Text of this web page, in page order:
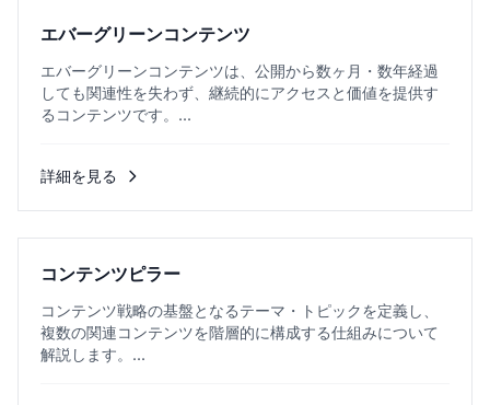
エバーグリーンコンテンツ
エバーグリーンコンテンツは、公開から数ヶ月・数年経過
しても関連性を失わず、継続的にアクセスと価値を提供す
るコンテンツです。...
詳細を見る
コンテンツピラー
コンテンツ戦略の基盤となるテーマ・トピックを定義し、
複数の関連コンテンツを階層的に構成する仕組みについて
解説します。...